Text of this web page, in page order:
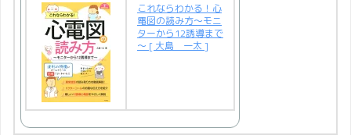
これならわかる！心
電図の読み方～モニ
ターから12誘導まで
～ [ 大島 一太 ]